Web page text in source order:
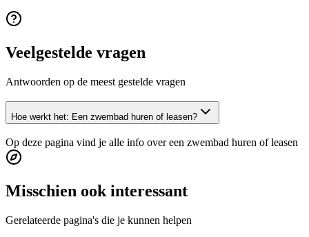
Veelgestelde vragen
Antwoorden op de meest gestelde vragen
Hoe werkt het: Een zwembad huren of leasen?
Op deze pagina vind je alle info over een zwembad huren of leasen
Misschien ook interessant
Gerelateerde pagina's die je kunnen helpen